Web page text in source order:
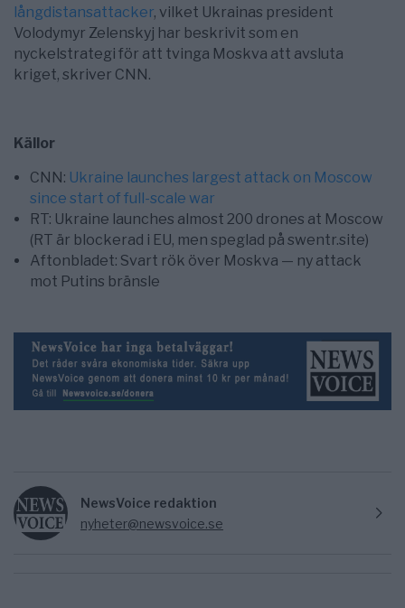
långdistansattacker, vilket Ukrainas president
Volodymyr Zelenskyj har beskrivit som en
nyckelstrategi för att tvinga Moskva att avsluta
kriget, skriver CNN.
Källor
CNN: Ukraine launches largest attack on Moscow
since start of full-scale war
RT: Ukraine launches almost 200 drones at Moscow
(RT är blockerad i EU, men speglad på swentr.site)
Aftonbladet: Svart rök över Moskva — ny attack
mot Putins bränsle
NewsVoice redaktion
nyheter@newsvoice.se